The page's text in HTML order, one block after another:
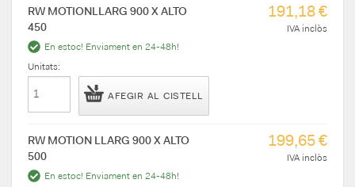
RW MOTIONLLARG 900 X ALTO
450
En estoc! Enviament en 24-48h!
191,18 €
IVA inclòs
Unitats:
AFEGIR AL CISTELL
RW MOTION LLARG 900 X ALTO
500
En estoc! Enviament en 24-48h!
199,65 €
IVA inclòs